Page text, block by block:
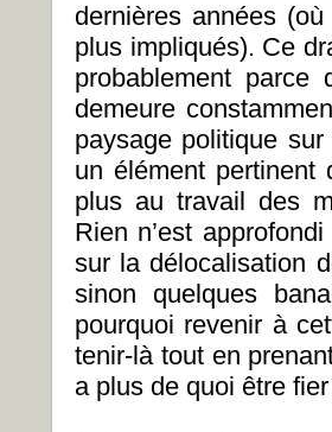
dernières années
plus impliqués). Ce
probablement
demeure
paysage politique
un élément pertinent
plus au travail des
Rien n’est
sur la délocalisation
sinon quelques
pourquoi revenir à
tenir-là tout en
a plus de quoi être fier